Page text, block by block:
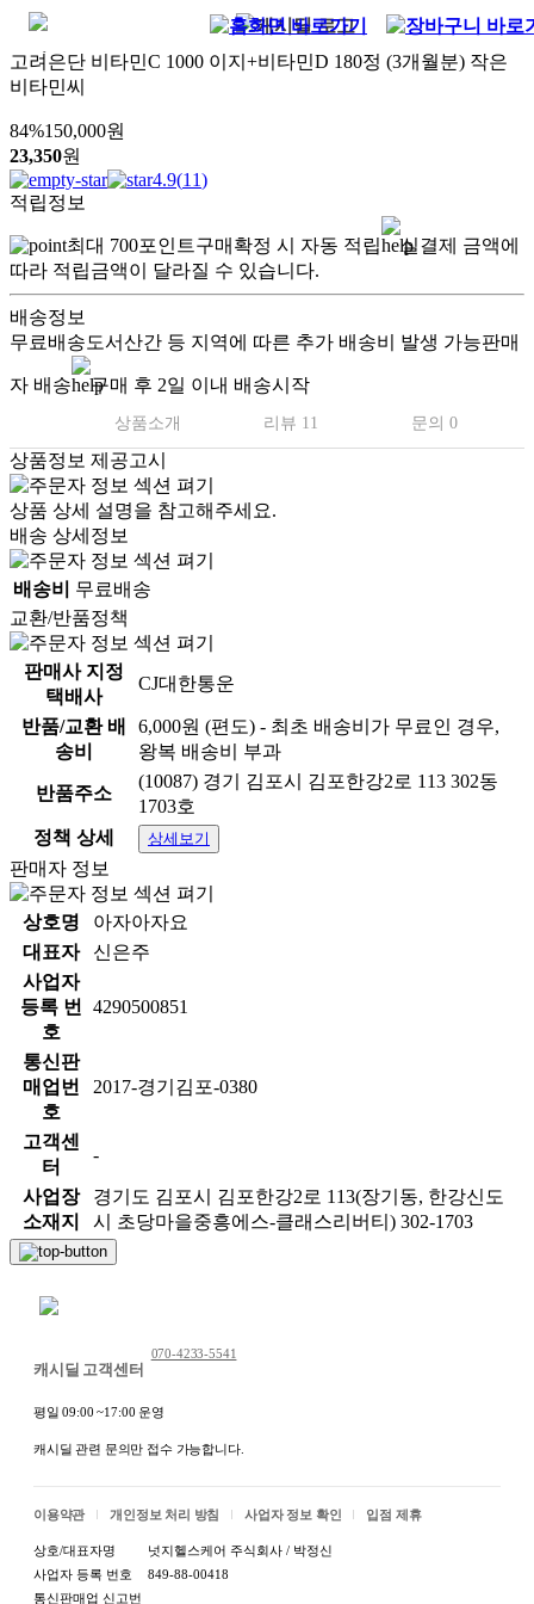
고려은단 비타민C 1000 이지+비타민D 180정 (3개월분) 작은
비타민씨
84%150,000원
23,350원
4.9(11)
적립정보
최대 700포인트구매확정 시 자동 적립
실결제 금액에
따라 적립금액이 달라질 수 있습니다.
배송정보
무료배송도서산간 등 지역에 따른 추가 배송비 발생 가능판매
자 배송 구매 후 2일 이내 배송시작
상품소개 리뷰 11 문의 0
고려은단 비타민C 1000
이지+비타민D 180정
(3개월분)
상품정보 제공고시
상품 상세 설명을 참고해주세요.
배송 상세정보
배송비
무료배송
교환/반품정책
판매사 지정
택배사
CJ대한통운
반품/교환 배
송비
6,000원 (편도) - 최초 배송비가 무료인 경우,
왕복 배송비 부과
반품주소
(10087) 경기 김포시 김포한강2로 113 302동
1703호
정책 상세
상세보기
판매자 정보
상호명
아자아자요
대표자
신은주
사업자
등록 번
호
4290500851
통신판
매업번
호
2017-경기김포-0380
고객센
터
-
사업장
소재지
경기도 김포시 김포한강2로 113(장기동, 한강신도
시 초당마을중흥에스-클래스리버티) 302-1703
캐시딜 고객센터
070-4233-5541
평일 09:00 ~17:00 운영
캐시딜 관련 문의만 접수 가능합니다.
이용약관 개인정보 처리 방침 사업자 정보 확인 입점 제휴
상호/대표자명
넛지헬스케어 주식회사 / 박정신
사업자 등록 번호
849-88-00418
통신판매업 신고번